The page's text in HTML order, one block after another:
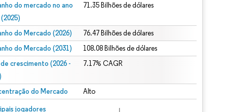
do mercado no ano
71.35 Bilhões de dólares
do Mercado (2026) 76.47 Bilhões de dólares
do Mercado (2031) 108.08 Bilhões de dólares
de crescimento (2026 -
7.17% CAGR
do Mercado Alto
jogadores
© Mordor Intelligence. O reuso requer atribuição conforme CC BY 4.0.
conforme CC BY 4.0.